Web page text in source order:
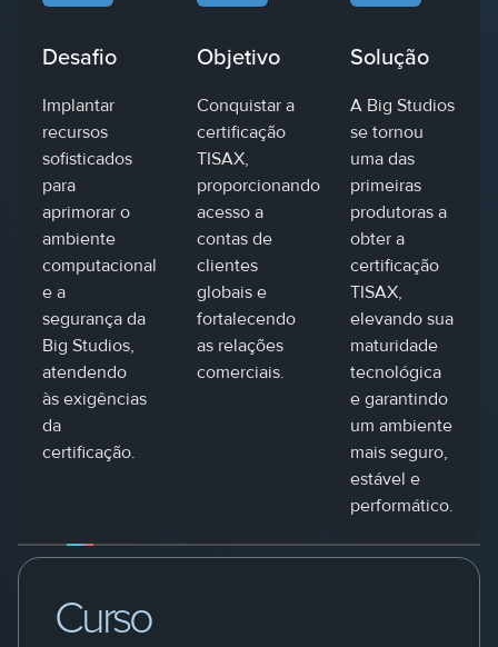
Desafio
Implantar
recursos
sofisticados
para
aprimorar o
ambiente
computacional
e a
segurança da
Big Studios,
atendendo
às exigências
da
certificação.
Objetivo
Conquistar a
certificação
TISAX,
proporcionando
acesso a
contas de
clientes
globais e
fortalecendo
as relações
comerciais.
Solução
A Big Studios
se tornou
uma das
primeiras
produtoras a
obter a
certificação
TISAX,
elevando sua
maturidade
tecnológica
e garantindo
um ambiente
mais seguro,
estável e
performático.
Curso